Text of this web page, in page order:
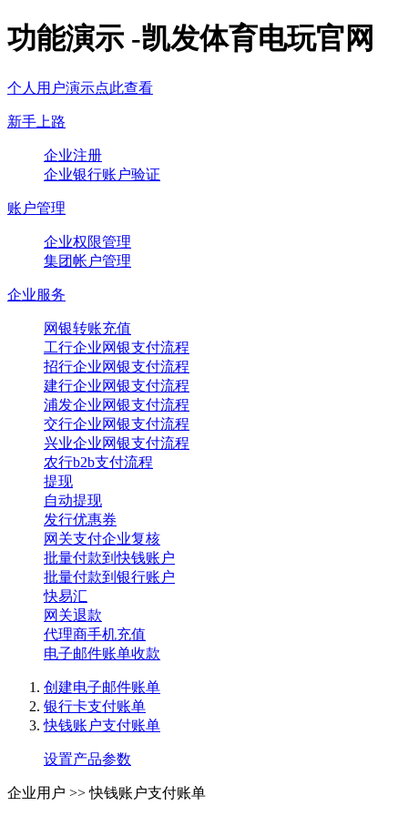
功能演示 -凯发体育电玩官网
个人用户演示点此查看
新手上路
企业注册
企业银行账户验证
账户管理
企业权限管理
集团帐户管理
企业服务
网银转账充值
工行企业网银支付流程
招行企业网银支付流程
建行企业网银支付流程
浦发企业网银支付流程
交行企业网银支付流程
兴业企业网银支付流程
农行b2b支付流程
提现
自动提现
发行优惠券
网关支付企业复核
批量付款到快钱账户
批量付款到银行账户
快易汇
网关退款
代理商手机充值
电子邮件账单收款
创建电子邮件账单
银行卡支付账单
快钱账户支付账单
设置产品参数
企业用户 >>快钱账户支付账单